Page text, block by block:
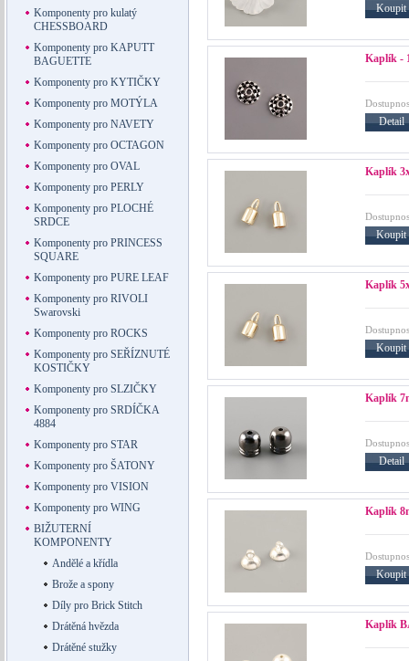
Komponenty pro kulatý
CHESSBOARD
Komponenty pro KAPUTT
BAGUETTE
Komponenty pro KYTIČKY
Komponenty pro MOTÝLA
Komponenty pro NAVETY
Komponenty pro OCTAGON
Komponenty pro OVAL
Komponenty pro PERLY
Komponenty pro PLOCHÉ
SRDCE
Komponenty pro PRINCESS
SQUARE
Komponenty pro PURE LEAF
Komponenty pro RIVOLI
Swarovski
Komponenty pro ROCKS
Komponenty pro SEŘÍZNUTÉ
KOSTIČKY
Komponenty pro SLZIČKY
Komponenty pro SRDÍČKA
4884
Komponenty pro STAR
Komponenty pro ŠATONY
Komponenty pro VISION
Komponenty pro WING
BIŽUTERNÍ
KOMPONENTY
Andělé a křídla
Brože a spony
Díly pro Brick Stitch
Drátěná hvězda
Drátěné stužky
Koupit
Kaplík -
Detail
Kaplík
Koupit
Kaplík
Koupit
Kaplík
Detail
Kaplík
Koupit
Kaplík